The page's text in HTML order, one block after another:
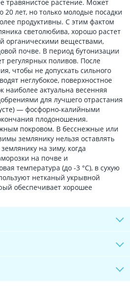
травянистое растение. Может
20 лет, но только молодые посадки
продуктивны. С этим фактом
светолюбива, хорошо растет
органическими веществами,
почве. В период бутонизации
регулярных поливов. После
чтобы не допускать сильного
неглубокое, поверхностное
наиболее актуальна весенняя
для лучшего отрастания
— фосфорно-калийными
плодоношения.
покровом. В бесснежные или
землянику нельзя оставлять
на зиму, когда
на почве и
температура (до -3 °С), в сухую
нетканый укрывной
обеспечивает хорошее